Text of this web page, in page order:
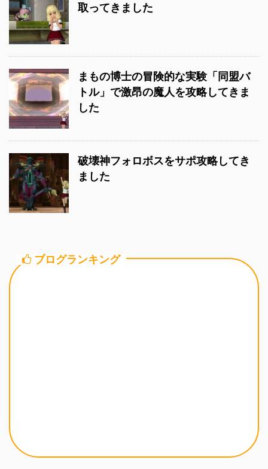
取ってきました
まもの博士の冒険的な実験「同盟バ
トル」で激昂の魔人を攻略してきま
した
破壊神フォロボスをサポ攻略してき
ました
ブログランキング